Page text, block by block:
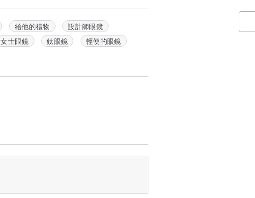
給他的禮物
設計師眼鏡
女士眼鏡 鈦眼鏡
輕便的眼鏡